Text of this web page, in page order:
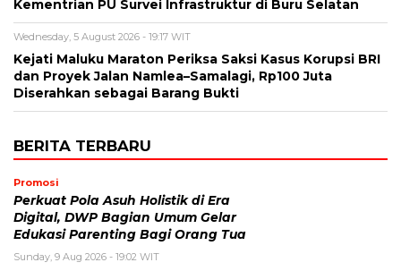
Kementrian PU Survei Infrastruktur di Buru Selatan
Wednesday, 5 August 2026 - 19:17 WIT
Kejati Maluku Maraton Periksa Saksi Kasus Korupsi BRI
dan Proyek Jalan Namlea–Samalagi, Rp100 Juta
Diserahkan sebagai Barang Bukti
BERITA TERBARU
Promosi
Perkuat Pola Asuh Holistik di Era
Digital, DWP Bagian Umum Gelar
Edukasi Parenting Bagi Orang Tua
Sunday, 9 Aug 2026 - 19:02 WIT